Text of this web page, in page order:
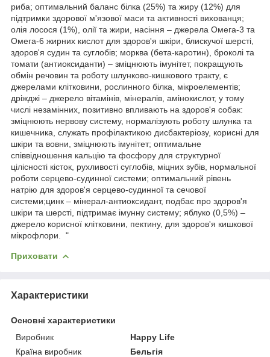
риба; оптимальний баланс білка (25%) та жиру (12%) для
підтримки здорової м'язової маси та активності вихованця;
олія лосося (1%), олії та жири, насіння – джерела Омега-3 та
Омега-6 жирних кислот для здоров'я шкіри, блискучої шерсті,
здоров'я судин та суглобів; морква (бета-каротин), броколі та
томати (антиоксиданти) – зміцнюють імунітет, покращують
обмін речовин та роботу шлунково-кишкового тракту, є
джерелами клітковини, рослинного білка, мікроелементів;
дріжджі – джерело вітамінів, мінералів, амінокислот, у тому
числі незамінних, позитивно впливають на здоров'я собак:
зміцнюють нервову систему, нормалізують роботу шлунка та
кишечника, служать профілактикою дисбактеріозу, корисні для
шкіри та вовни, зміцнюють імунітет; оптимальне
співвідношення кальцію та фосфору для структурної
цілісності кісток, рухливості суглобів, міцних зубів, нормальної
роботи серцево-судинної системи; оптимальний рівень
натрію для здоров'я серцево-судинної та сечової
системи;цинк – мінерал-антиоксидант, подбає про здоров'я
шкіри та шерсті, підтримає імунну систему; яблуко (0,5%) –
джерело корисної клітковини, пектину, для здоров'я кишкової
мікрофлори. "
Приховати
Характеристики
Основні характеристики
Виробник
Happy Life
Країна виробник
Бельгія